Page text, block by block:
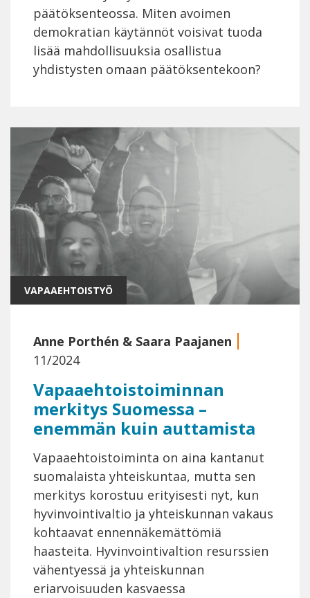
päätöksenteossa. Miten avoimen
demokratian käytännöt voisivat tuoda
lisää mahdollisuuksia osallistua
yhdistysten omaan päätöksentekoon?
VAPAAEHTOISTYÖ
Anne Porthén & Saara Paajanen
11/2024
Vapaaehtoistoiminnan
merkitys Suomessa –
enemmän kuin auttamista
Vapaaehtoistoiminta on aina kantanut
suomalaista yhteiskuntaa, mutta sen
merkitys korostuu erityisesti nyt, kun
hyvinvointivaltio ja yhteiskunnan vakaus
kohtaavat ennennäkemättömiä
haasteita. Hyvinvointivaltion resurssien
vähentyessä ja yhteiskunnan
eriarvoisuuden kasvaessa